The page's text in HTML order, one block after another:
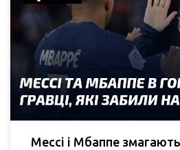
Мессі і Мбаппе